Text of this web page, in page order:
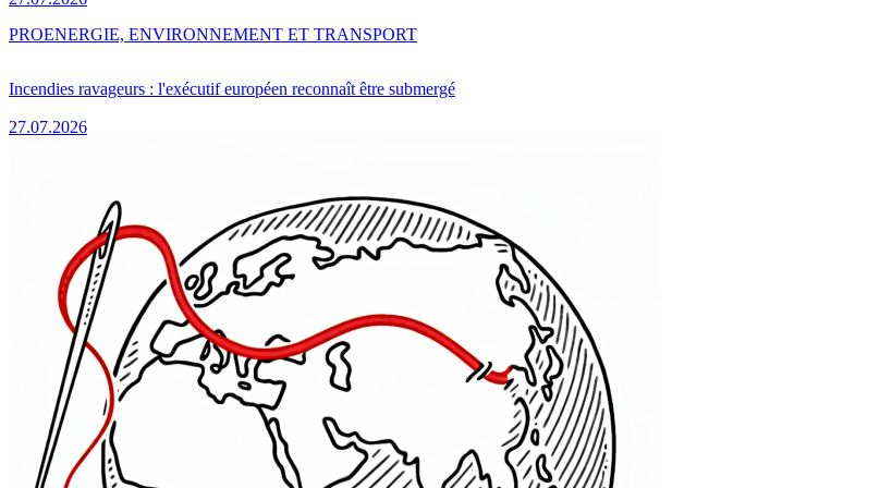
Incendies ravageurs : l'exécutif européen reconnaît être submergé
27.07.2026
PROENERGIE, ENVIRONNEMENT ET TRANSPORT